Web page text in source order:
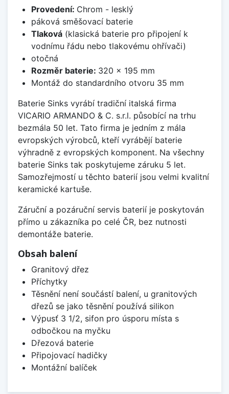
Provedení: Chrom - lesklý
páková směšovací baterie
Tlaková(klasická baterie pro připojení k
vodnímu řádu nebo tlakovému ohřívači)
otočná
Rozměr baterie: 320 x 195 mm
Montáž do standardního otvoru 35 mm
Baterie Sinks vyrábí tradiční italská firma
VICARIO ARMANDO & C. s.r.l. působící na trhu
bezmála 50 let. Tato firma je jedním z mála
evropských výrobců, kteří vyrábějí baterie
výhradně z evropských komponent. Na všechny
baterie Sinks tak poskytujeme záruku 5 let.
Samozřejmostí u těchto baterií jsou velmi kvalitní
keramické kartuše.
Záruční a pozáruční servis baterií je poskytován
přímo u zákazníka po celé ČR, bez nutnosti
demontáže baterie.
Obsah balení
Granitový dřez
Příchytky
Těsnění není součástí balení, u granitových
dřezů se jako těsnění používá silikon
Výpusť 3 1/2, sifon pro úsporu místa s
odbočkou na myčku
Dřezová baterie
Připojovací hadičky
Montážní balíček